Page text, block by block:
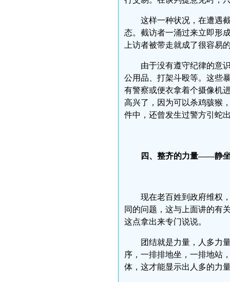
这样一种状况，在遭遇
态。截访者一涌过来立即形
上访者被带走就成了很容易
由于没有遵守纪律的意
公用品、打架斗殴等。这些
有警察或便衣拿着个摄像机
高兴了，因为可以杀鸡骇猴
件中，还曾发生过警方引蛇
四、整齐的力量——静
现在老百姓到政府维权
同的问题，这与上面讲的有
这点拿出来专门说说。
团结就是力量，人多力
序，一排排地坐，一排地站
体，这才能显示出人多的力